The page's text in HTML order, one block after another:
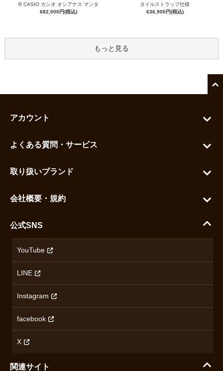
R CASIO カシオ オシアナス マンタ
682,000円(税込)
タイルストラップ仕様
636,900円(税込)
もっと見る
アカウント
お気に入りを見る
よくある質問・サービス
ご利用ガイド
配送・送料について
ハラダの保証とアフターサービス
取り扱いブランド
セイコー
カシオ
ミナセ
オリエントスター
ロンジン
チューダー
会社概要・規約
沿革
プライバシーポリシー
無断転載・商用利用について
コンテンツ制作ポリシーおよび生成AIの利用指針
公式SNS
YouTube
LINE
Instagram
facebook
X
関連サイト